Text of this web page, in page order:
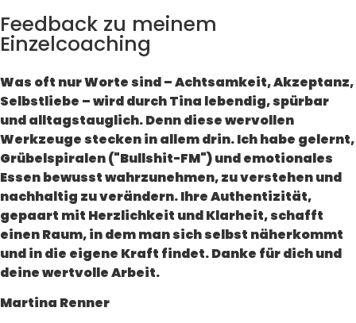
Feedback zu meinem
Einzelcoaching
Was oft nur Worte sind – Achtsamkeit, Akzeptanz,
Selbstliebe – wird durch Tina lebendig, spürbar
und alltagstauglich. Denn diese wervollen
Werkzeuge stecken in allem drin. Ich habe gelernt,
Grübelspiralen ("Bullshit-FM") und emotionales
Essen bewusst wahrzunehmen, zu verstehen und
nachhaltig zu verändern. Ihre Authentizität,
gepaart mit Herzlichkeit und Klarheit, schafft
einen Raum, in dem man sich selbst näherkommt
und in die eigene Kraft findet. Danke für dich und
deine wertvolle Arbeit.
Martina Renner